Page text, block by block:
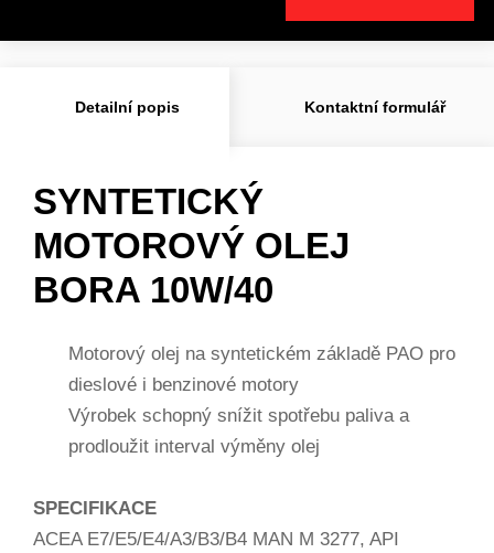
Detailní popis Kontaktní formulář
SYNTETICKÝ
MOTOROVÝ OLEJ
BORA 10W/40
Motorový olej na syntetickém základě PAO pro
dieslové i benzinové motory
Výrobek schopný snížit spotřebu paliva a
prodloužit interval výměny olej
SPECIFIKACE
ACEA E7/E5/E4/A3/B3/B4 MAN M 3277, API